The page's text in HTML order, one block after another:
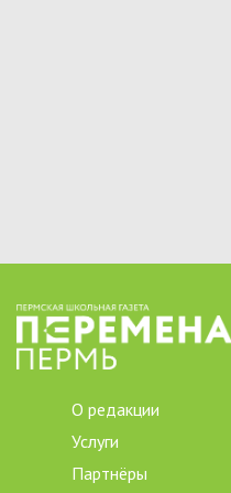
О редакции
Услуги
Партнёры